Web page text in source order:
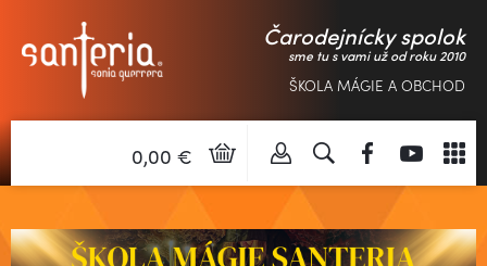
Čarodejnícky spolok
sme tu s vami už od roku 2010
ŠKOLA MÁGIE A OBCHOD
0,00 €